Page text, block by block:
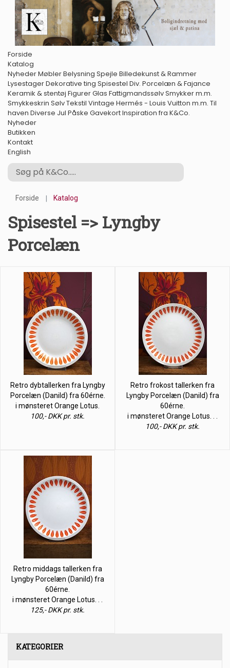
Forside
Katalog
NyhederMøblerBelysning Spejle Billedekunst & Rammer
LysestagerDekorative ting Spisestel Div. Porcelæn & Fajance
Keramik & stentøj FigurerGlas FattigmandssølvSmykker m.m.
Smykkeskrin SølvTekstil Vintage Hermés - Louis Vuitton m.m. Til
haven Diverse Jul Påske GavekortInspiration fra K&Co.
Nyheder
Butikken
Kontakt
English
Forside Katalog
Spisestel => Lyngby
Porcelæn
Retro dybtallerken fra Lyngby
Porcelæn (Danild) fra 60érne.
i mønsteret Orange Lotus.
100,- DKK pr. stk.
Retro frokost tallerken fra
Lyngby Porcelæn (Danild) fra
60érne.
i mønsteret Orange Lotus. . .
100,- DKK pr. stk.
Retro middags tallerken fra
Lyngby Porcelæn (Danild) fra
60érne.
i mønsteret Orange Lotus. . .
125,- DKK pr. stk.
KATEGORIER